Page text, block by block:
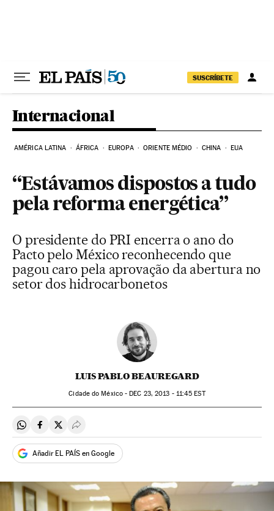
SUSCRÍBETE
Internacional
AMÉRICA LATINA ÁFRICA EUROPA ORIENTE MÉDIO CHINA EUA
“Estávamos dispostos a tudo
pela reforma energética”
O presidente do PRI encerra o ano do
Pacto pelo México reconhecendo que
pagou caro pela aprovação da abertura no
setor dos hidrocarbonetos
LUIS PABLO BEAUREGARD
Cidade do México -DEC 23, 2013 - 11:45 EST
Compartir en Whatsapp
Compartir en Facebook
Compartir en Twitter
Desplegar Redes Sociales
Añadir EL PAÍS en Google